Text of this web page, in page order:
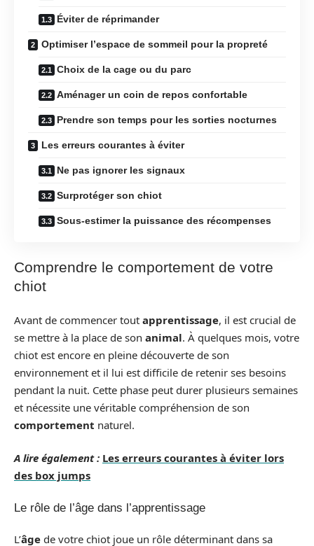
Éviter de réprimander
Optimiser l’espace de sommeil pour la propreté
Choix de la cage ou du parc
Aménager un coin de repos confortable
Prendre son temps pour les sorties nocturnes
Les erreurs courantes à éviter
Ne pas ignorer les signaux
Surprotéger son chiot
Sous-estimer la puissance des récompenses
Comprendre le comportement de votre
chiot
Avant de commencer tout apprentissage, il est crucial de
se mettre à la place de son animal. À quelques mois, votre
chiot est encore en pleine découverte de son
environnement et il lui est difficile de retenir ses besoins
pendant la nuit. Cette phase peut durer plusieurs semaines
et nécessite une véritable compréhension de son
comportement naturel.
A lire également : Les erreurs courantes à éviter lors
des box jumps
Le rôle de l’âge dans l’apprentissage
L’âge de votre chiot joue un rôle déterminant dans sa